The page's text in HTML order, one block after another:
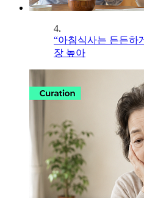
4.
“아침식사는 든든하
장 높아